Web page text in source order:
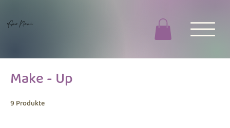
Ano Nani
Make - Up
9 Produkte